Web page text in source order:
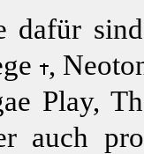
dafür
,
Play,
auch